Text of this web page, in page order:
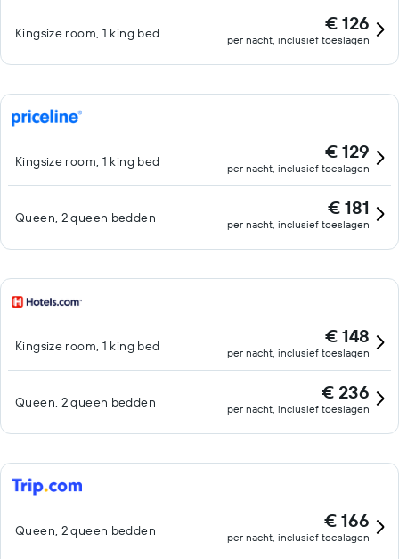
Kingsize room, 1 king bed € 126
per nacht, inclusief toeslagen
Kingsize room, 1 king bed € 129
per nacht, inclusief toeslagen
Queen, 2 queen bedden € 181
per nacht, inclusief toeslagen
Kingsize room, 1 king bed € 148
per nacht, inclusief toeslagen
Queen, 2 queen bedden € 236
per nacht, inclusief toeslagen
Queen, 2 queen bedden € 166
per nacht, inclusief toeslagen